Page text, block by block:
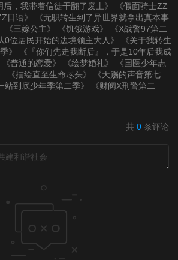
后，我带着信徒干翻了废土》
《假面骑士ZZ
日语》
《无职转生到了异世界就拿出真本事
《三嫁公主》 《饥饿游戏》
《X战警97第二
0位居民开始的边境领主大人》
《关于我转生
》
《『你们先走我断后』，于是10年后我成
《普通的恋爱》 《绘梦婚礼》
《国医少年志
《描绘直至生命尽头》
《天赐的声音第七
站到底少年季第二季》
《财阀X刑警第二
共 0 条评论